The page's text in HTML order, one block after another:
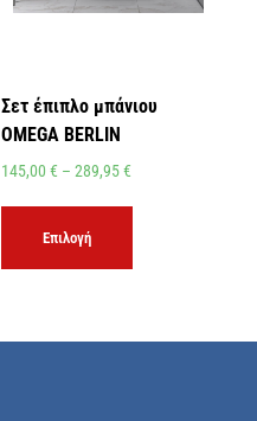
Σετ έπιπλο μπάνιου
OMEGA BERLIN
145,00 € – 289,95€
Επιλογή